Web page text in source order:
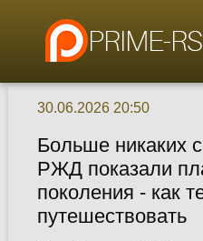
30.06.2026 20:50
Больше никаких
РЖД показали
поколения - как
путешествовать